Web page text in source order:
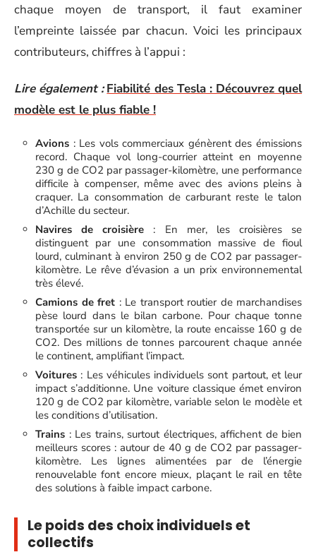
chaque moyen de transport, il faut examiner
l’empreinte laissée par chacun. Voici les principaux
contributeurs, chiffres à l’appui :
Lire également : Fiabilité des Tesla : Découvrez quel
modèle est le plus fiable !
Avions : Les vols commerciaux génèrent des émissions
record. Chaque vol long-courrier atteint en moyenne
230 g de CO2 par passager-kilomètre, une performance
difficile à compenser, même avec des avions pleins à
craquer. La consommation de carburant reste le talon
d’Achille du secteur.
Navires de croisière : En mer, les croisières se
distinguent par une consommation massive de fioul
lourd, culminant à environ 250 g de CO2 par passager-
kilomètre. Le rêve d’évasion a un prix environnemental
très élevé.
Camions de fret : Le transport routier de marchandises
pèse lourd dans le bilan carbone. Pour chaque tonne
transportée sur un kilomètre, la route encaisse 160 g de
CO2. Des millions de tonnes parcourent chaque année
le continent, amplifiant l’impact.
Voitures : Les véhicules individuels sont partout, et leur
impact s’additionne. Une voiture classique émet environ
120 g de CO2 par kilomètre, variable selon le modèle et
les conditions d’utilisation.
Trains : Les trains, surtout électriques, affichent de bien
meilleurs scores : autour de 40 g de CO2 par passager-
kilomètre. Les lignes alimentées par de l’énergie
renouvelable font encore mieux, plaçant le rail en tête
des solutions à faible impact carbone.
Le poids des choix individuels et
collectifs